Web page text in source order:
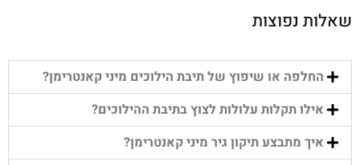
שאלות נפוצות
החלפה או שיפוץ של תיבת הילוכים מיני קאנטרימן?
אילו תקלות עלולות לצוץ בתיבת ההילוכים?
איך מתבצע תיקון גיר מיני קאנטרימן?